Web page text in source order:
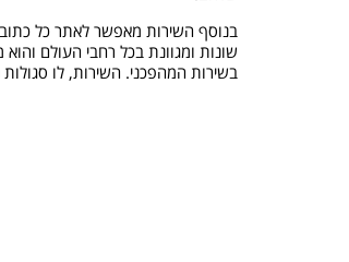
בנוסף השירות מאפשר לאתר כל
שונות ומגוונת בכל רחבי העולם
בשירות המהפכני. השירות, לו